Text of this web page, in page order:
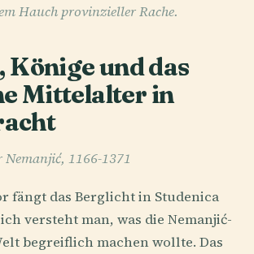
Hauch provinzieller Rache.
Könige und das
Mittelalter in
Nemanjić, 1166-1371
fängt das Berglicht in Studenica
versteht man, was die Nemanjić-
begreiflich machen wollte. Das